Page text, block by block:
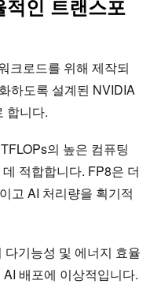
인 트랜스포
크로드를 위해 제작되
하도록 설계된 NVIDIA
합니다.
의 높은 컴퓨팅
적합합니다. FP8은 더
고 AI 처리량을 획기적
기능성 및 에너지 효율
배포에 이상적입니다.